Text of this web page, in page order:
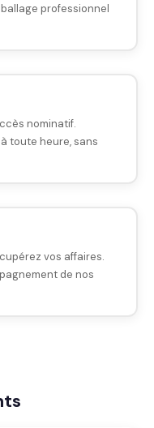
professionnel
nominatif.
toute heure, sans
vos affaires.
de nos